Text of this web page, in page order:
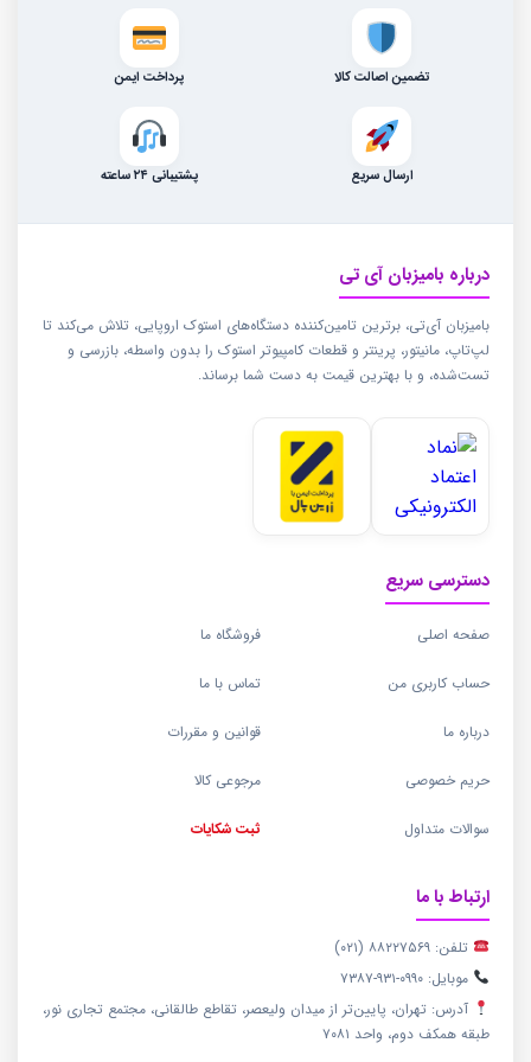
تضمین اصالت کالا پرداخت ایمن
ارسال سریع پشتیبانی ۲۴ ساعته
درباره بامیزبان آی تی
بامیزبان آی‌تی، برترین تامین‌کننده دستگاه‌های استوک اروپایی، تلاش می‌کند تا
لپ‌تاپ، مانیتور، پرینتر و قطعات کامپیوتر استوک را بدون واسطه، بازرسی و
تست‌شده، و با بهترین قیمت به دست شما برساند.
دسترسی سریع
صفحه اصلی فروشگاه ما
حساب کاربری من تماس با ما
درباره ما قوانین و مقررات
حریم خصوصی مرجوعی کالا
سوالات متداول ثبت شکایات
ارتباط با ما
تلفن: ۸۸۲۲۷۵۶۹ (۰۲۱)
موبایل: ۰۹۹۰-۹۳۱-۷۳۸۷
آدرس: تهران، پایین‌تر از میدان ولیعصر، تقاطع طالقانی، مجتمع تجاری نور،
طبقه همکف دوم، واحد ۷۰۸۱